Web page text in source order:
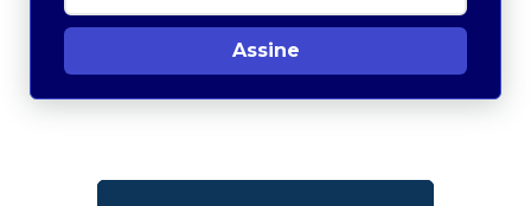
Assine